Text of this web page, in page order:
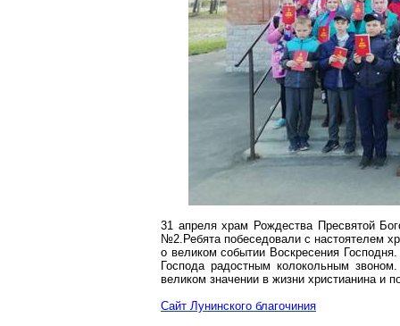
31 апреля храм Рождества Пресвятой
№2.Ребята побеседовали с настоятелем
о великом событии Воскресения
Господа радостным колокольным
великом значении в жизни христианина
Сайт Лунинского благочиния